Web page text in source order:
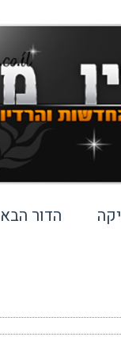
הדור הבא